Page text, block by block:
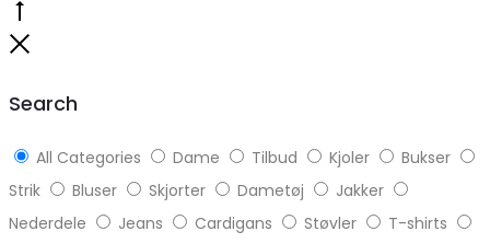
Search
All Categories Dame Tilbud Kjoler
Bukser
Strik
Bluser Skjorter Dametøj
Jakker
Nederdele
Jeans Cardigans Støvler
T-shirts